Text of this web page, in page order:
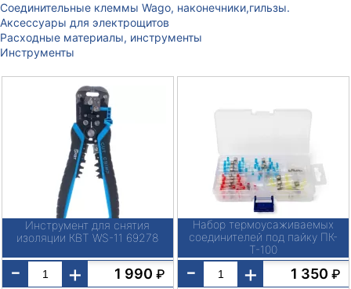
Соединительные клеммы Wago, наконечники,гильзы.
Аксессуары для электрощитов
Расходные материалы, инструменты
Инструменты
Инструмент для снятия
изоляции КВТ WS-11 69278
- + 1 990 ₽
Набор термоусаживаемых
соединителей под пайку ПК-
Т-100
- + 1 350 ₽